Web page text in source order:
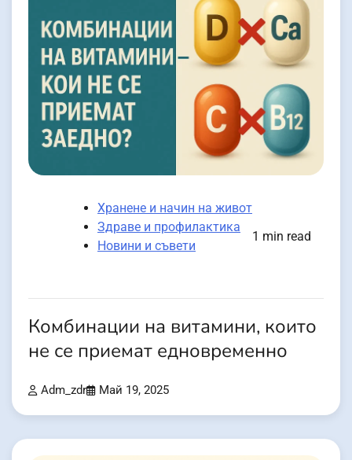
Хранене и начин на живот
Здраве и профилактика
Новини и съвети
1 min read
Комбинации на витамини, които
не се приемат едновременно
Adm_zdr Май 19, 2025